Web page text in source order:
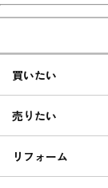
買いたい
売りたい
リフォーム